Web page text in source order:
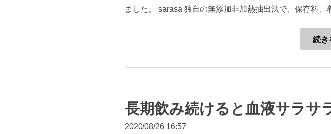
ました。 sarasa 独自の無添加非加熱抽出法で、保存料、
続き
長期飲み続けると血液サラサ
2020/08/26 16:57